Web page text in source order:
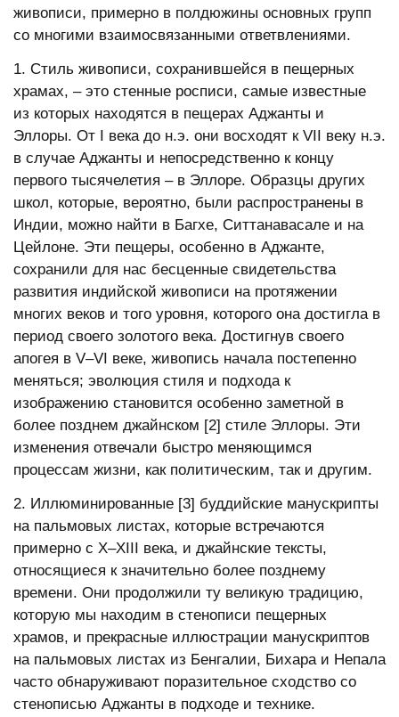
живописи, примерно в полдюжины основных групп
со многими взаимосвязанными ответвлениями.
1. Стиль живописи, сохранившейся в пещерных
храмах, – это стенные росписи, самые известные
из которых находятся в пещерах Аджанты и
Эллоры. От I века до н.э. они восходят к VII веку н.э.
в случае Аджанты и непосредственно к концу
первого тысячелетия – в Эллоре. Образцы других
школ, которые, вероятно, были распространены в
Индии, можно найти в Багхе, Ситтанавасале и на
Цейлоне. Эти пещеры, особенно в Аджанте,
сохранили для нас бесценные свидетельства
развития индийской живописи на протяжении
многих веков и того уровня, которого она достигла в
период своего золотого века. Достигнув своего
апогея в V–VI веке, живопись начала постепенно
меняться; эволюция стиля и подхода к
изображению становится особенно заметной в
более позднем джайнском [2] стиле Эллоры. Эти
изменения отвечали быстро меняющимся
процессам жизни, как политическим, так и другим.
2. Иллюминированные [3] буддийские манускрипты
на пальмовых листах, которые встречаются
примерно с Х–ХIII века, и джайнские тексты,
относящиеся к значительно более позднему
времени. Они продолжили ту великую традицию,
которую мы находим в стенописи пещерных
храмов, и прекрасные иллюстрации манускриптов
на пальмовых листах из Бенгалии, Бихара и Непала
часто обнаруживают поразительное сходство со
стенописью Аджанты в подходе и технике.